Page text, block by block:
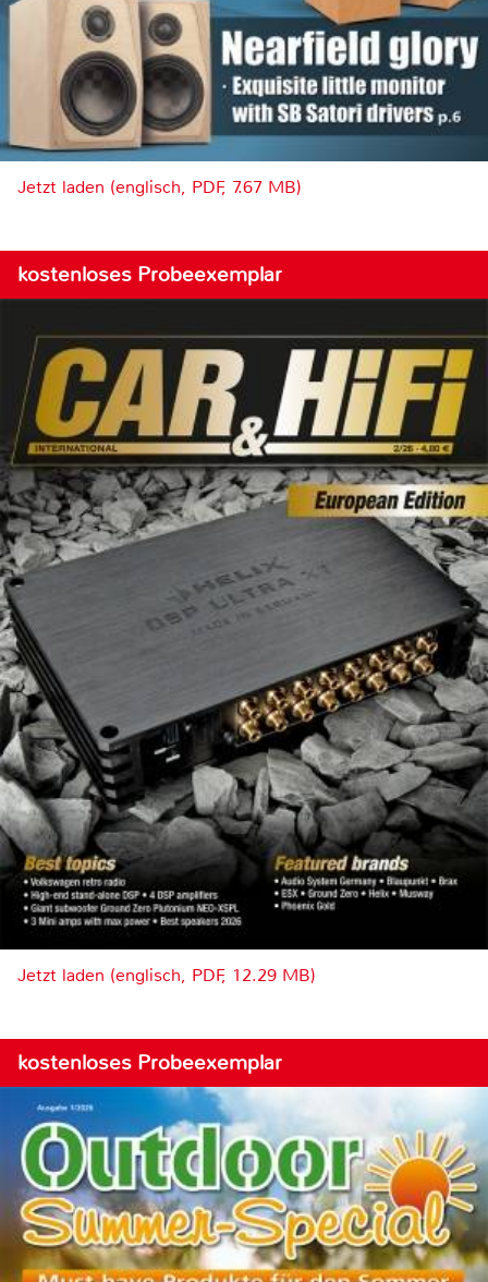
Jetzt laden (englisch, PDF, 7.67 MB)
kostenloses Probeexemplar
Jetzt laden (englisch, PDF, 12.29 MB)
kostenloses Probeexemplar